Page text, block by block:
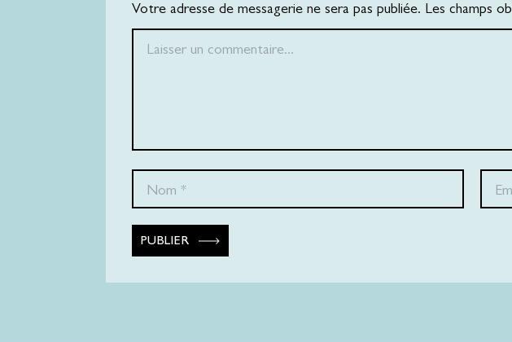
Votre adresse de messagerie ne sera pas publiée. Les champs
PUBLIER